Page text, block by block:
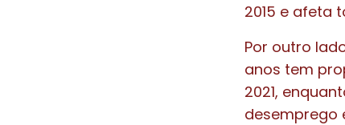
2015 e afeta
Por outro
anos tem
2021,
desemprego